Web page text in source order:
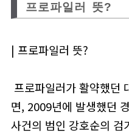
프로파일러 뜻?
| 프로파일러 뜻?
프로파일러가 활약했던
면, 2009년에 발생했던
사건의 범인 강호순의 검